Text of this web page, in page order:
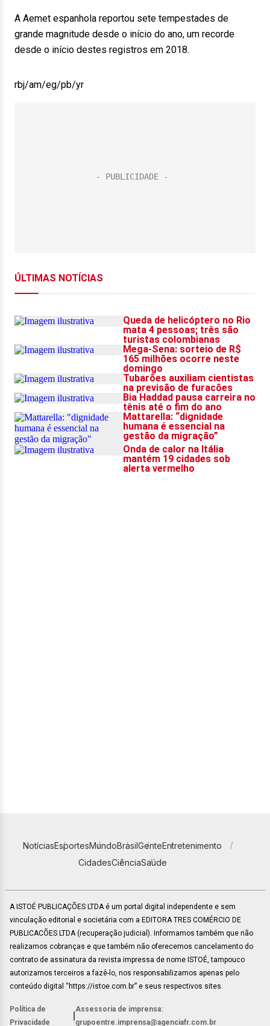
A Aemet espanhola reportou sete tempestades de
grande magnitude desde o início do ano, um recorde
desde o início destes registros em 2018.
rbj/am/eg/pb/yr
NotíciasEsportesMundoBrasilGenteEntretenimento
CidadesCiênciaSaúde
A ISTOÉ PUBLICAÇÕES LTDA é um portal digital independente e sem
vinculação editorial e societária com a EDITORA TRES COMÉRCIO DE
PUBLICACÕES LTDA (recuperação judicial). Informamos também que não
realizamos cobranças e que também não oferecemos cancelamento do
contrato de assinatura da revista impressa de nome ISTOÉ, tampouco
autorizamos terceiros a fazê-lo, nos responsabilizamos apenas pelo
conteúdo digital “https://istoe.com.br” e seus respectivos sites.
Política de
Privacidade
Assessoria de imprensa:
grupoentre.imprensa@agenciafr.com.br